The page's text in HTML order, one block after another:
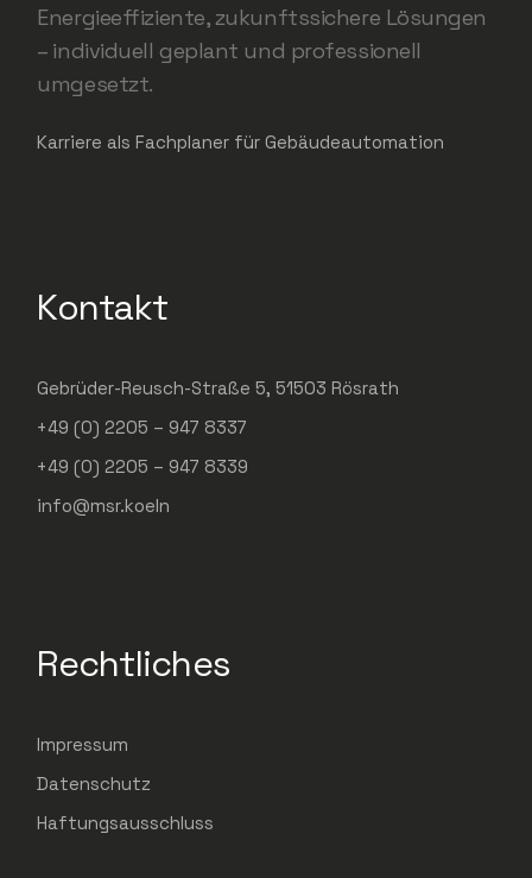
Energieeffiziente, zukunftssichere Lösungen
– individuell geplant und professionell
umgesetzt.
Karriere als Fachplaner für Gebäudeautomation
Kontakt
Gebrüder-Reusch-Straße 5, 51503 Rösrath
+49 (0) 2205 – 947 8337
+49 (0) 2205 – 947 8339
info@msr.koeln
Rechtliches
Impressum
Datenschutz
Haftungsausschluss